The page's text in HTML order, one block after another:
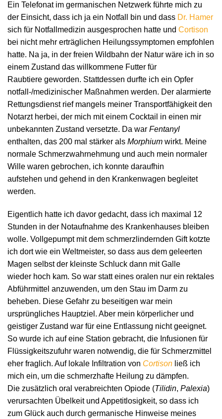
Ein Telefonat im germanischen Netzwerk führte mich zu
der Einsicht, dass ich ja ein Notfall bin und dass Dr. Hamer
sich für Notfallmedizin ausgesprochen hatte und Cortison
bei nicht mehr erträglichen Heilungssymptomen empfohlen
hatte. Na ja, in der freien Wildbahn der Natur wäre ich in so
einem Zustand das willkommene Futter für
Raubtiere geworden. Stattdessen durfte ich ein Opfer
notfall-/medizinischer Maßnahmen werden. Der alarmierte
Rettungsdienst rief mangels meiner Transportfähigkeit den
Notarzt herbei, der mich mit einem Cocktail in einen mir
unbekannten Zustand versetzte. Da war Fentanyl
enthalten, das 200 mal stärker als Morphium wirkt. Meine
normale Schmerzwahrnehmung und auch mein normaler
Wille waren gebrochen, ich konnte daraufhin
aufstehen und gehend in den Krankenwagen begleitet
werden.
Eigentlich hatte ich davor gedacht, dass ich maximal 12
Stunden in der Notaufnahme des Krankenhauses bleiben
wolle. Vollgepumpt mit dem schmerzlindernden Gift kotzte
ich dort wie ein Weltmeister, so dass aus dem geleerten
Magen selbst der kleinste Schluck dann mit Galle
wieder hoch kam. So war statt eines oralen nur ein rektales
Abführmittel anzuwenden, um den Stau im Darm zu
beheben. Diese Gefahr zu beseitigen war mein
ursprüngliches Hauptziel. Aber mein körperlicher und
geistiger Zustand war für eine Entlassung nicht geeignet.
So wurde ich auf eine Station gebracht, die Infusionen für
Flüssigkeitszufuhr waren notwendig, die für Schmerzmittel
eher fraglich. Auf lokale Infiltration von Cortison ließ ich
mich ein, um die schmerzhafte Heilung zu dämpfen.
Die zusätzlich oral verabreichten Opiode (Tilidin, Palexia)
verursachten Übelkeit und Appetitlosigkeit, so dass ich
zum Glück auch durch germanische Hinweise meines